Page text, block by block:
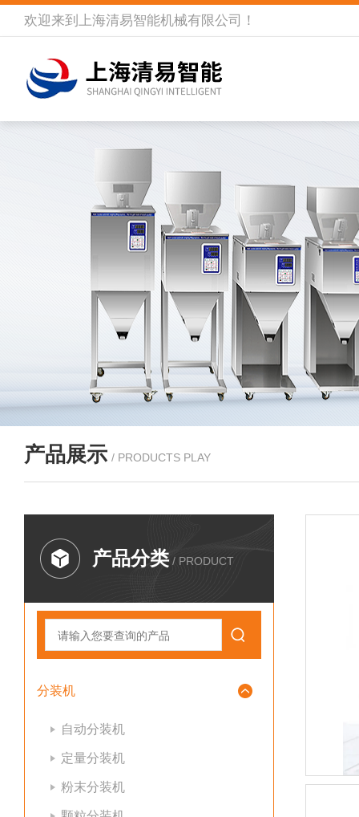
欢迎来到 上海清易智能机械有限公司 ！
产品展示 / PRODUCTS PLAY
产品分类 / PRODUCT
分装机
自动分装机
定量分装机
粉末分装机